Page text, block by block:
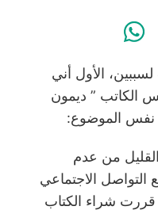
الأول أني
الكاتب ” ديمون
نفس الموضوع:
من عدم
التواصل الاجتماعي
قررت شراء الكتاب